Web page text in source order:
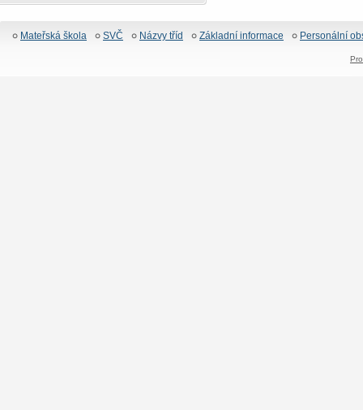
Mateřská škola SVČ Názvy tříd Základní informace Personální